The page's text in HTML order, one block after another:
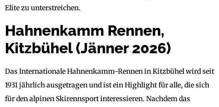
Elite zu unterstreichen.
Hahnenkamm Rennen,
Kitzbühel (Jänner 2026)
Das Internationale Hahnenkamm-Rennen in Kitzbühel wird seit
1931 jährlich ausgetragen und ist ein Highlight für alle, die sich
für den alpinen Skirennsport interessieren. Nachdem das